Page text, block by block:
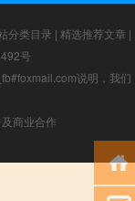
分类目录 | 精选推荐文章 |
号
说明，我们
商业合作